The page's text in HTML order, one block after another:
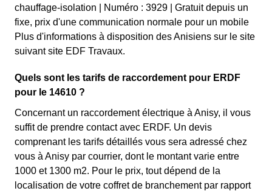
chauffage-isolation | Numéro : 3929 | Gratuit depuis un
fixe, prix d'une communication normale pour un mobile
Plus d'informations à disposition des Anisiens sur le site
suivant site EDF Travaux.
Quels sont les tarifs de raccordement pour ERDF
pour le 14610 ?
Concernant un raccordement électrique à Anisy, il vous
suffit de prendre contact avec ERDF. Un devis
comprenant les tarifs détaillés vous sera adressé chez
vous à Anisy par courrier, dont le montant varie entre
1000 et 1300 m2. Pour le prix, tout dépend de la
localisation de votre coffret de branchement par rapport